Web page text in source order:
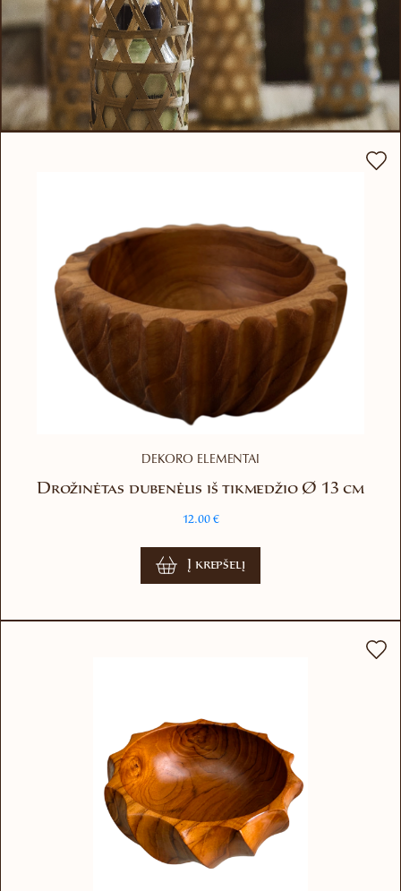
DEKORO ELEMENTAI
Drožinėtas dubenėlis iš tikmedžio Ø 13 cm
12.00 €
Į krepšelį